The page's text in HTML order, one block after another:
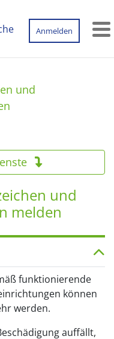
Anmelden
und
und
melden
funktionierende
können
werden.
auffällt,